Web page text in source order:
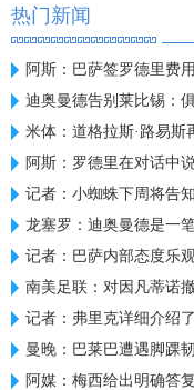
热门新闻
阿斯：巴萨签罗德里费
迪奥曼德告别莱比锡：
米体：道格拉斯·路易
阿斯：罗德里在对话中说
记者：小蜘蛛下周将告
龙塞罗：迪奥曼德是一笔
记者：巴萨内部态度乐
南美足联：对因凡蒂诺
记者：弗里克详细介绍了
曼晚：巴莱巴遭遇脚踝
阿媒：梅西给出明确答